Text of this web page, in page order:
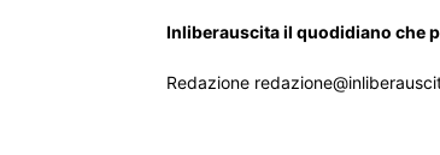
Inliberauscita il quodidiano che
Redazione